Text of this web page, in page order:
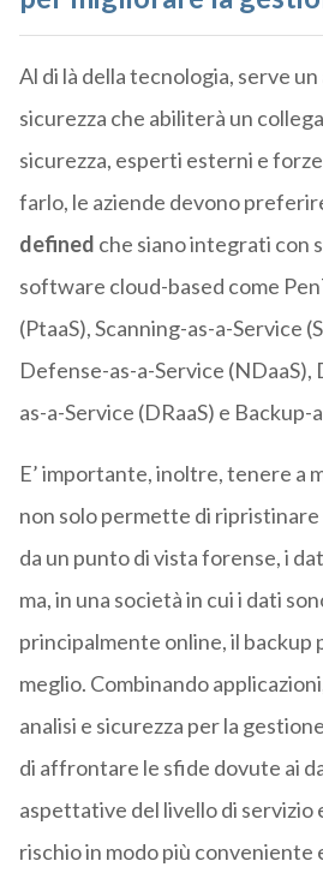
Al di là della tecnologia, serve
sicurezza che abiliterà un
sicurezza, esperti esterni e
farlo, le aziende devono
defined che siano integrati con
software cloud-based come
(PtaaS), Scanning-as-a-Service
Defense-as-a-Service
as-a-Service (DRaaS) e Backup-
E’ importante, inoltre, tenere a
non solo permette di ripristinare
da un punto di vista forense, i
ma, in una società in cui i dati
principalmente online, il backup
meglio. Combinando
analisi e sicurezza per la
di affrontare le sfide dovute ai
aspettative del livello di servizio
rischio in modo più conveniente